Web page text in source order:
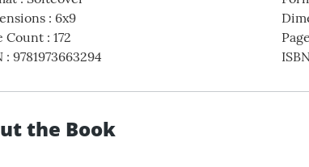
: 6x9
Count : 172
: 9781973663294
the Book